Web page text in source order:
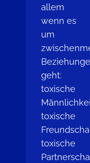
allem
wenn es
um
geht:
toxische
toxische
toxische